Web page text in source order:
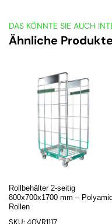
DAS KÖNNTE SIE AUCH
Ähnliche
Rollbehälter 2-seitig
800x700x1700 mm –
Rollen
SKU: 40VR1117